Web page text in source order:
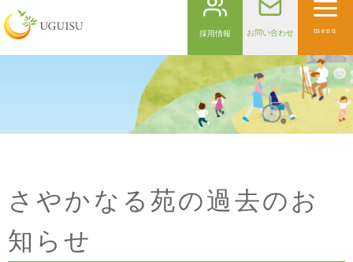
採用情報 お問い合わせ menu
さやかなる苑の過去のお
知らせ